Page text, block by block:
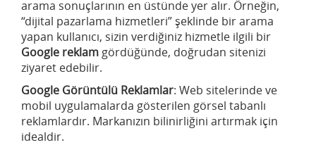
arama sonuçlarının en üstünde yer alır. Örneğin,
“dijital pazarlama hizmetleri” şeklinde bir arama
yapan kullanıcı, sizin verdiğiniz hizmetle ilgili bir
Google reklam gördüğünde, doğrudan sitenizi
ziyaret edebilir.
Google Görüntülü Reklamlar: Web sitelerinde ve
mobil uygulamalarda gösterilen görsel tabanlı
reklamlardır. Markanızın bilinirliğini artırmak için
idealdir.